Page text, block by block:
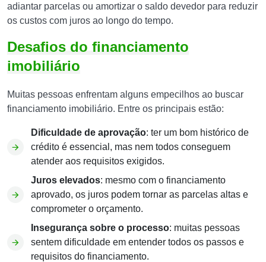
adiantar parcelas ou amortizar o saldo devedor para reduzir
os custos com juros ao longo do tempo.
Desafios do financiamento
imobiliário
Muitas pessoas enfrentam alguns empecilhos ao buscar
financiamento imobiliário. Entre os principais estão:
Dificuldade de aprovação: ter um bom histórico de
crédito é essencial, mas nem todos conseguem
atender aos requisitos exigidos.
Juros elevados: mesmo com o financiamento
aprovado, os juros podem tornar as parcelas altas e
comprometer o orçamento.
Insegurança sobre o processo: muitas pessoas
sentem dificuldade em entender todos os passos e
requisitos do financiamento.